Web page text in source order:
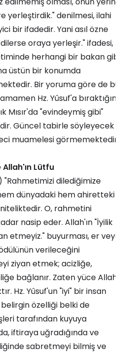
yerleştirdik." denilmesi, ilahi
bir ifadedir. Yani asıl özne
oraya yerleşir." ifadesi,
herhangi bir bakan gibi
üstün bir konumda
Bir yoruma göre de bu
Hz. Yûsuf'a bıraktığına
Mısır'da "evindeymiş gibi"
Güncel tabirle söyleyecek
muamelesi görmemektedir."
Allah'ın Lütfu
"Rahmetimizi dilediğimize
dünyadaki hem ahiretteki
O, rahmetini
nasip eder. Allah'ın "İyilik
etmeyiz." buyurması, er veya
verileceğini
ziyan etmek; acizliğe,
bağlanır. Zaten yüce Allah
Hz. Yûsuf'un "iyi" bir insan
özelliği belki de
tarafından kuyuya
iftiraya uğradığında ve
sabretmeyi bilmiş ve